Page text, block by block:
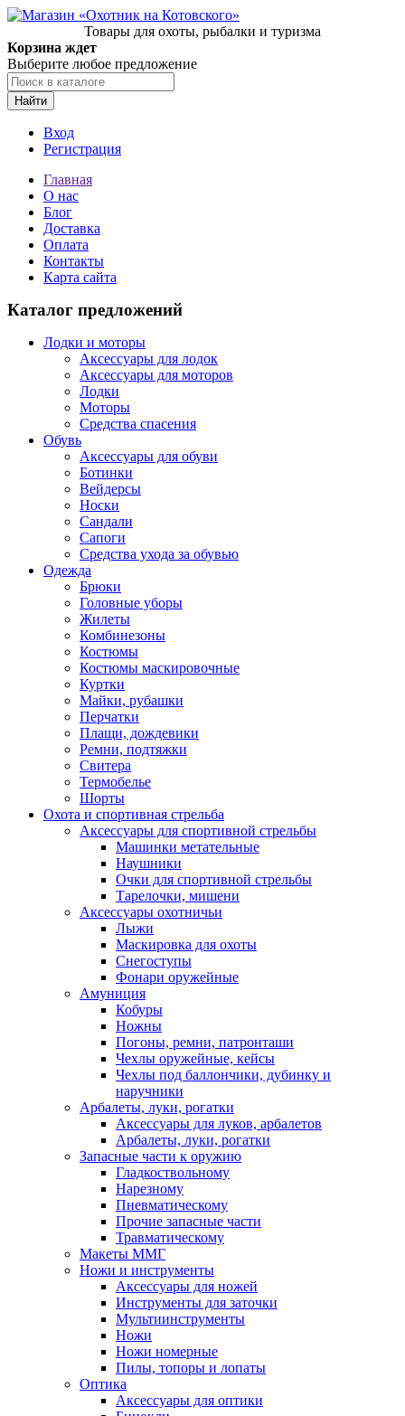
Товары для охоты, рыбалки и туризма
Корзина ждет
Выберите любое предложение
Найти
Вход
Регистрация
Главная
О нас
Блог
Доставка
Оплата
Контакты
Карта сайта
Каталог предложений
Лодки и моторы
Аксессуары для лодок
Аксессуары для моторов
Лодки
Моторы
Средства спасения
Обувь
Аксессуары для обуви
Ботинки
Вейдерсы
Носки
Сандали
Сапоги
Средства ухода за обувью
Одежда
Брюки
Головные уборы
Жилеты
Комбинезоны
Костюмы
Костюмы маскировочные
Куртки
Майки, рубашки
Перчатки
Плащи, дождевики
Ремни, подтяжки
Свитера
Термобелье
Шорты
Охота и спортивная стрельба
Аксессуары для спортивной стрельбы
Машинки метательные
Наушники
Очки для спортивной стрельбы
Тарелочки, мишени
Аксессуары охотничьи
Лыжи
Маскировка для охоты
Снегоступы
Фонари оружейные
Амуниция
Кобуры
Ножны
Погоны, ремни, патронташи
Чехлы оружейные, кейсы
Чехлы под баллончики, дубинку и
наручники
Арбалеты, луки, рогатки
Аксессуары для луков, арбалетов
Арбалеты, луки, рогатки
Запасные части к оружию
Гладкоствольному
Нарезному
Пневматическому
Прочие запасные части
Травматическому
Макеты ММГ
Ножи и инструменты
Аксессуары для ножей
Инструменты для заточки
Мультиинструменты
Ножи
Ножи номерные
Пилы, топоры и лопаты
Оптика
Аксессуары для оптики